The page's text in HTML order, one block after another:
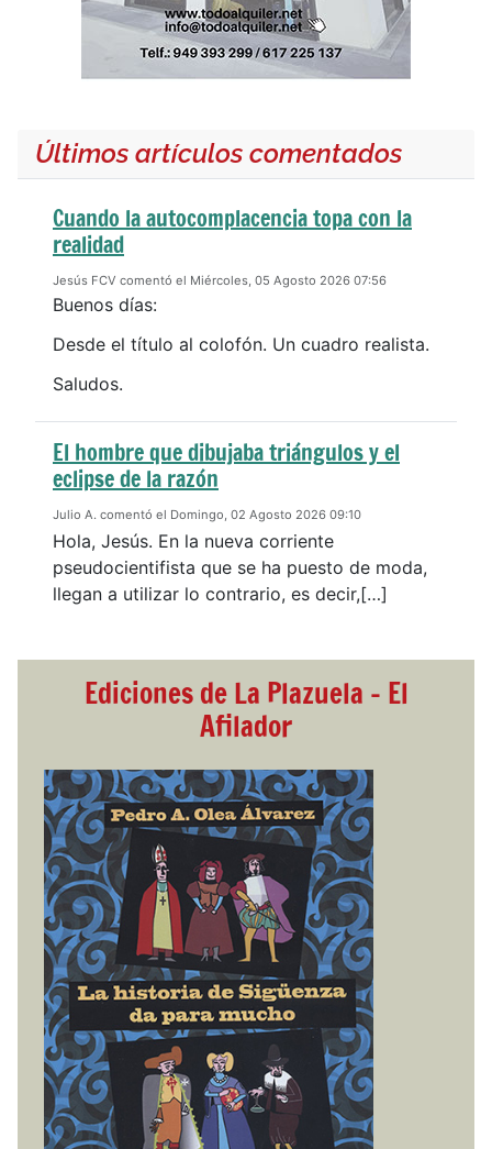
Últimos artículos comentados
Cuando la autocomplacencia topa con la
realidad
Jesús FCV comentó el Miércoles, 05 Agosto 2026 07:56
Buenos días:
Desde el título al colofón. Un cuadro realista.
Saludos.
El hombre que dibujaba triángulos y el
eclipse de la razón
Julio A. comentó el Domingo, 02 Agosto 2026 09:10
Hola, Jesús. En la nueva corriente
pseudocientifista que se ha puesto de moda,
llegan a utilizar lo contrario, es decir,[…]
Ediciones de La Plazuela - El
Afilador